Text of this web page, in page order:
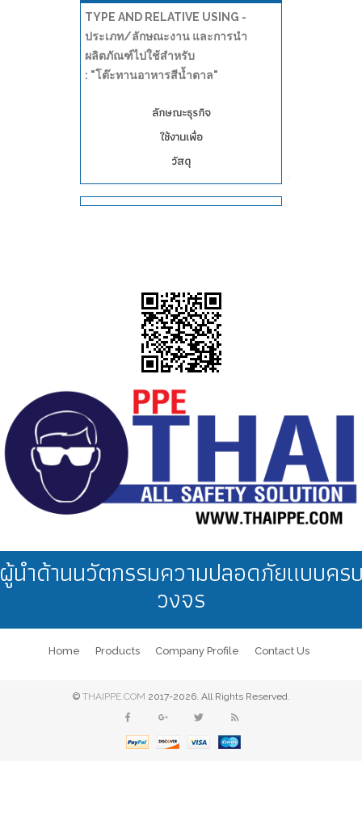
TYPE AND RELATIVE USING -
ประเภท/ลักษณะงาน และการนำ
ผลิตภัณฑ์ไปใช้สำหรับ
: "โต๊ะทานอาหารสีน้ำตาล"
ลักษณะธุรกิจ
ใช้งานเพื่อ
วัสดุ
นำด้านนวัตกรรมความปลอดภัยแบบคร
วงจร
Home Products Company Profile Contact Us
© THAIPPE.COM 2017-2026. All Rights Reserved.